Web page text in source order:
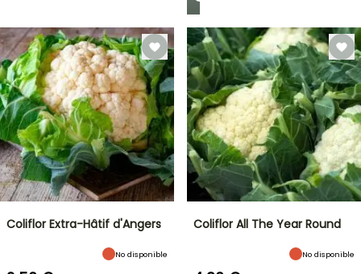
Coliflor Extra-Hâtif d'Angers
No disponible
Coliflor All The Year Round
No disponible